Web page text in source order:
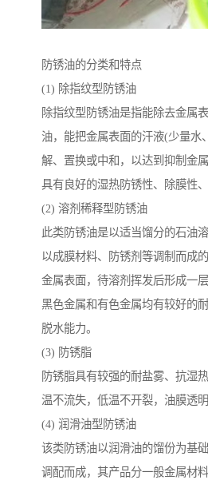
防锈油的分类和特点
(1) 除指纹型防锈油
除指纹型防锈油是指能除去金属
油，能把金属表面的汗液(少量水
解、置换或中和，以达到抑制金
具有良好的湿热防锈性、除膜性
(2) 溶剂稀释型防锈油
此类防锈油是以适当馏分的石油
以成膜材料、防锈剂等调制而成
金属表面，待溶剂挥发后形成一
黑色金属和有色金属均有较好的
脱水能力。
(3) 防锈脂
防锈脂具有较强的耐盐雾、抗湿
温不流失，低温不开裂，油膜透
(4) 润滑油型防锈油
该类防锈油以润滑油的馏份为基
调配而成，其产品分一般金属材